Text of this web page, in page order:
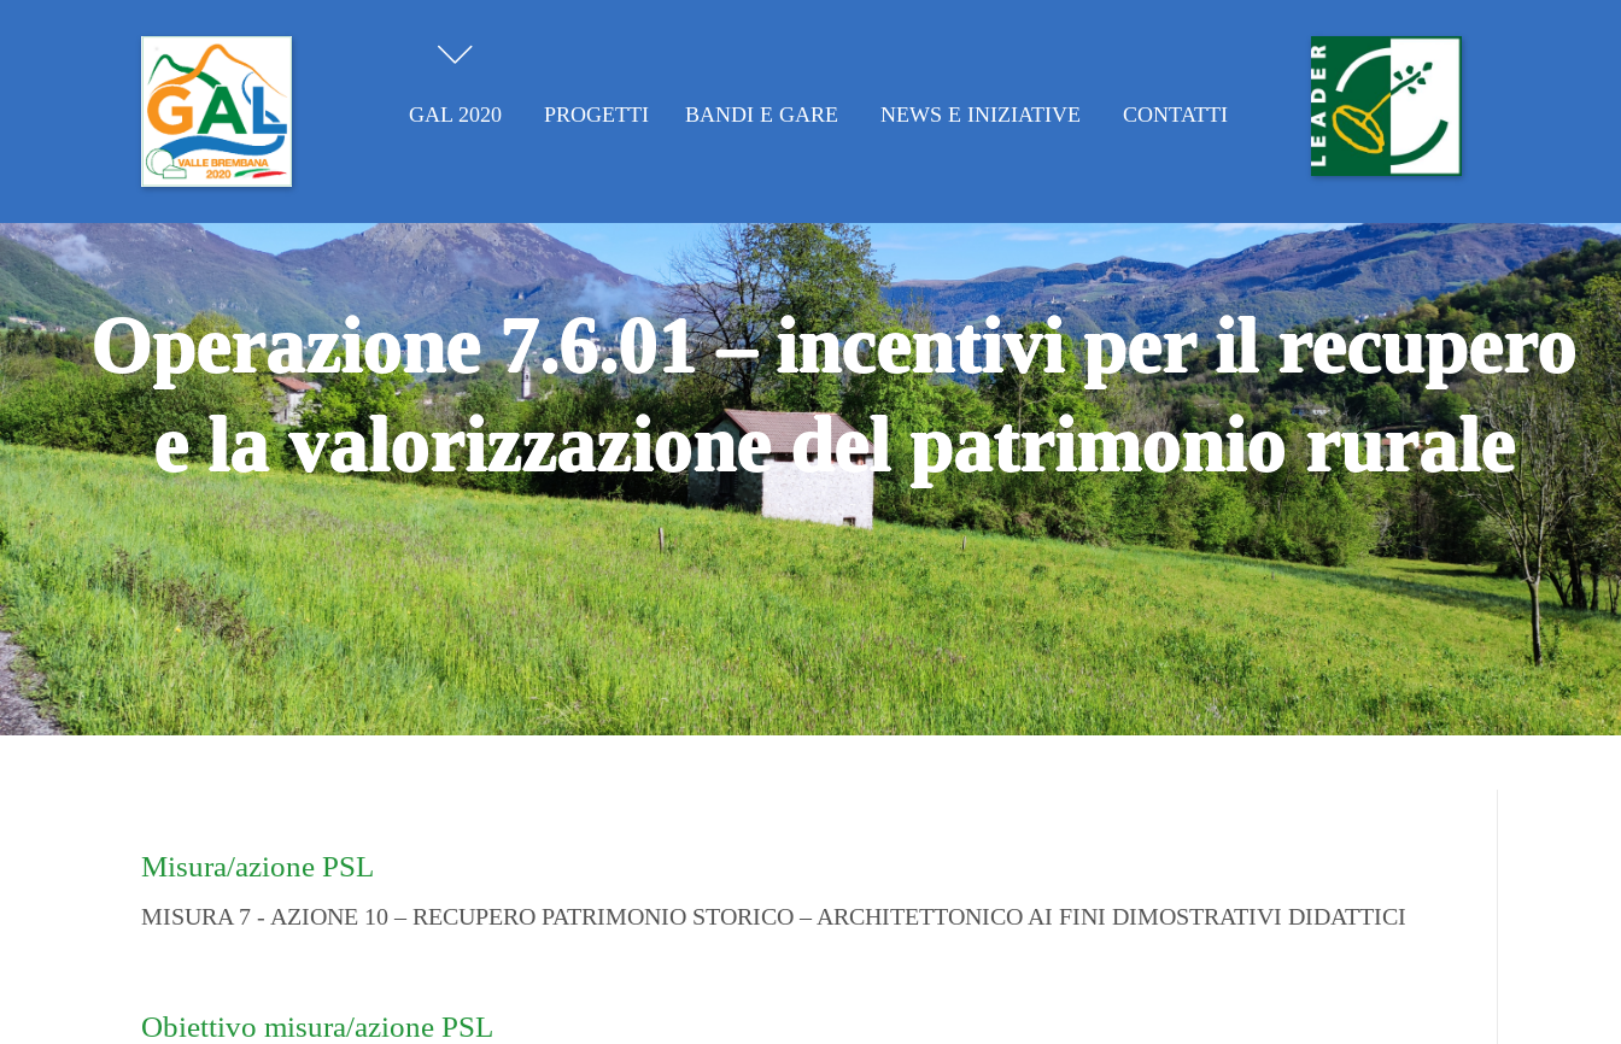
GAL 2020 PROGETTI BANDI E GARE NEWS E INIZIATIVE CONTATTI
Operazione 7.6.01 – incentivi per il recupero
e la valorizzazione del patrimonio rurale
Misura/azione PSL
MISURA 7 - AZIONE 10 – RECUPERO PATRIMONIO STORICO – ARCHITETTONICO AI FINI DIMOSTRATIVI DIDATTICI
Obiettivo misura/azione PSL